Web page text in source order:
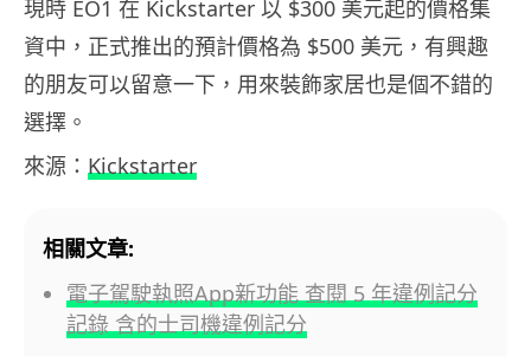
現時 EO1 在 Kickstarter 以 $300 美元起的價格集
資中，正式推出的預計價格為 $500 美元，有興趣
的朋友可以留意一下，用來裝飾家居也是個不錯的
選擇。
來源： Kickstarter
相關文章:
電子駕駛執照App新功能 查閱 5 年違例記分
記錄 含的士司機違例記分